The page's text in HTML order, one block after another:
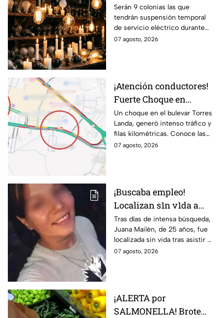
suspensión de luz por 8
horas hoy viernes 7 y
mañana sábado 8 de
agosto en 9 sitios
Serán 9 colonias las que
tendrán suspensión temporal
de servicio eléctrico durante
ocho horas este viernes 7 y
07 agosto, 2026
¡Atención conductores!
Fuerte Choque en
Torres Landa provoca
filas kilométricas a esta
altura
Un choque en el bulevar Torres
Landa, generó intenso tráfico y
filas kilométricas. Conoce las
vías alternas.
07 agosto, 2026
¡Buscaba empleo!
Localizan s1n v1da a
joven de 25 años que
acudió a entrevista de
trabajo falsa
Tras días de intensa búsqueda,
Juana Mailén, de 25 años, fue
localizada sin vida tras asistir a
una supuesta oferta laboral en
07 agosto, 2026
¡ALERTA por
SALMONELLA! Brote